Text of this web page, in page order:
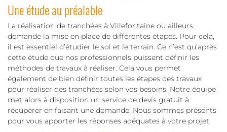
Une étude au préalable
La réalisation de tranchées à Villefontaine ou ailleurs
demande la mise en place de différentes étapes. Pour cela,
il est essentiel d’étudier le sol et le terrain. Ce n’est qu’après
cette étude que nos professionnels puissent définir les
méthodes de travaux à réaliser. Cela vous permet
également de bien définir toutes les étapes des travaux
pour réaliser des tranchées selon vos besoins. Notre équipe
met alors à disposition un service de devis gratuit à
récupérer en faisant une demande. Nous sommes présents
pour vous apporter les réponses adéquates à votre projet.